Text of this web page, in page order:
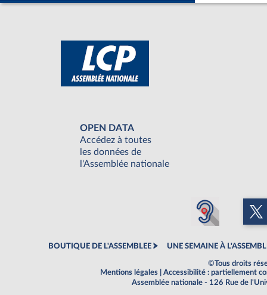
OPEN DATA
Accédez à toutes
les données de
l'Assemblée nationale
BOUTIQUE DE L'ASSEMBLEE UNE SEMAINE À
©Tous droits
Mentions légales
Accessibilité : partiellement
Assemblée nationale - 126 Rue de